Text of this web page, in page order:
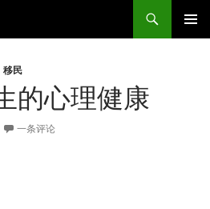
移民
的心理健康
一条评论